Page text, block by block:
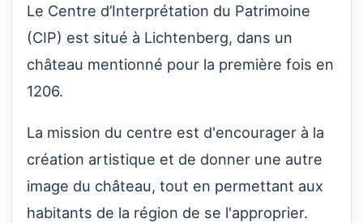
Le Centre d’Interprétation du Patrimoine
(CIP) est situé à Lichtenberg, dans un
château mentionné pour la première fois en
1206.
La mission du centre est d'encourager à la
création artistique et de donner une autre
image du château, tout en permettant aux
habitants de la région de se l'approprier.